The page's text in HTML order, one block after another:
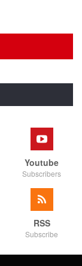
Youtube
Subscribers
RSS
Subscribe